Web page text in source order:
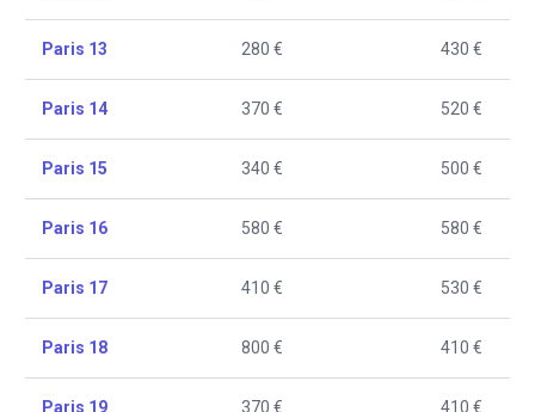
Paris 13 280 € 430 €
Paris 14 370 € 520 €
Paris 15 340 € 500 €
Paris 16 580 € 580 €
Paris 17 410 € 530 €
Paris 18 800 € 410 €
Paris 19 370 € 410 €